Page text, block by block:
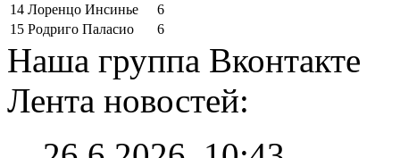
14 Лоренцо Инсинье
6
15 Родриго Паласио 6
Наша группа Вконтакте
Лента новостей: